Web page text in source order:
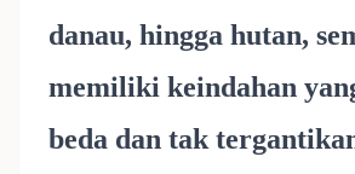
danau, hingga hutan,
memiliki keindahan
beda dan tak